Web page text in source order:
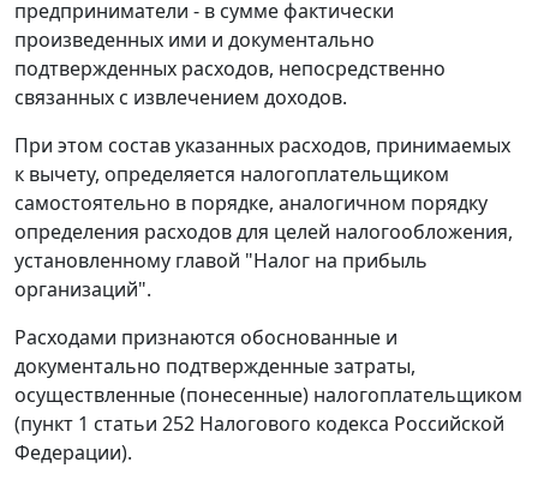
предприниматели - в сумме фактически
произведенных ими и документально
подтвержденных расходов, непосредственно
связанных с извлечением доходов.
При этом состав указанных расходов, принимаемых
к вычету, определяется налогоплательщиком
самостоятельно в порядке, аналогичном порядку
определения расходов для целей налогообложения,
установленному главой "Налог на прибыль
организаций".
Расходами признаются обоснованные и
документально подтвержденные затраты,
осуществленные (понесенные) налогоплательщиком
(пункт 1 статьи 252 Налогового кодекса Российской
Федерации).